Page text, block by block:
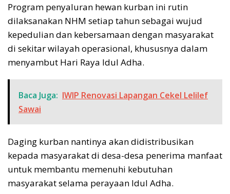
Program penyaluran hewan kurban ini rutin
dilaksanakan NHM setiap tahun sebagai wujud
kepedulian dan kebersamaan dengan masyarakat
di sekitar wilayah operasional, khususnya dalam
menyambut Hari Raya Idul Adha.
Baca Juga: IWIP Renovasi Lapangan Cekel Lelilef
Sawai
Daging kurban nantinya akan didistribusikan
kepada masyarakat di desa-desa penerima manfaat
untuk membantu memenuhi kebutuhan
masyarakat selama perayaan Idul Adha.